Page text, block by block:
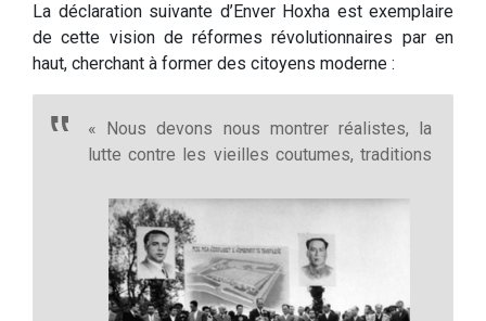
La déclaration suivante d’Enver Hoxha est exemplaire
de cette vision de réformes révolutionnaires par en
haut, cherchant à former des citoyens moderne :
« Nous devons nous montrer réalistes, la
lutte contre les vieilles coutumes, traditions